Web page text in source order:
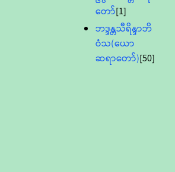
တော်[1]
ဘဒ္ဒန္တသီရိန္ဒာဘိ
ဝံသ(ယော
ဆရာတော်)[50]